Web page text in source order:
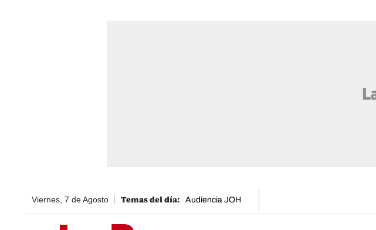
Viernes, 7 de Agosto Audiencia JOH